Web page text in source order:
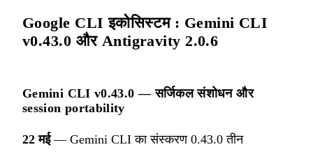
Google CLI इकोसिस्टम : Gemini CLI
v0.43.0 और Antigravity 2.0.6
Gemini CLI v0.43.0 — सर्जिकल संशोधन और
session portability
22 मई— Gemini CLI का संस्करण 0.43.0 तीन